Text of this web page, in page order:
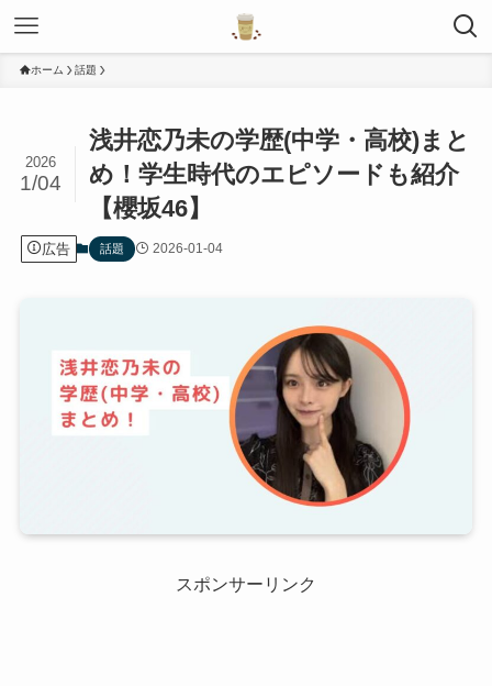
ホーム 話題
浅井恋乃未の学歴(中学・高校)まと
め！学生時代のエピソードも紹介
【櫻坂46】
2026
1/04
広告 話題 2026-01-04
スポンサーリンク